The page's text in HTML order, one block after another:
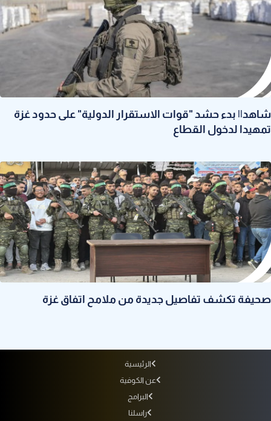
شاهد|| بدء حشد "قوات الاستقرار الدولية" على حدود غزة
تمهيدا لدخول القطاع
صحيفة تكشف تفاصيل جديدة من ملامح اتفاق غزة
الرئيسية
عن الكوفية
البرامج
راسلنا